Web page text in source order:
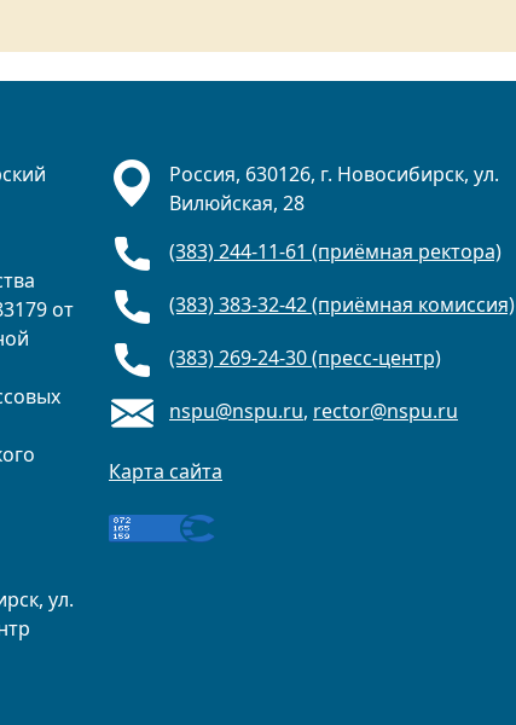
от
ул.
Россия, 630126, г. Новосибирск, ул.
Вилюйская, 28
(383) 244-11-61 (приёмная ректора)
(383) 383-32-42 (приёмная комиссия)
(383) 269-24-30 (пресс-центр)
nspu@nspu.ru, rector@nspu.ru
Карта сайта